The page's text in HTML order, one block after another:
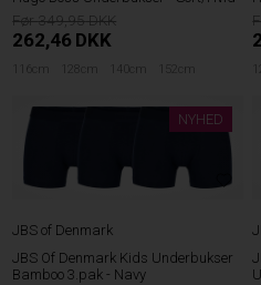
349,95
262,46 DKK
116cm 128cm 140cm 152cm
NYHED
JBS of Denmark
JBS Of Denmark Kids Underbukser
Bamboo 3.pak - Navy